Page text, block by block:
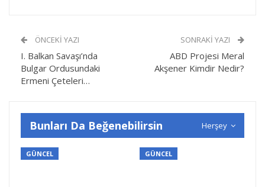
ÖNCEKI YAZI
I. Balkan Savaşı’nda
Bulgar Ordusundaki
Ermeni Çeteleri…
SONRAKI YAZI
ABD Projesi Meral
Akşener Kimdir Nedir?
Herşey
Bunları Da Beğenebilirsin
GÜNCEL GÜNCEL